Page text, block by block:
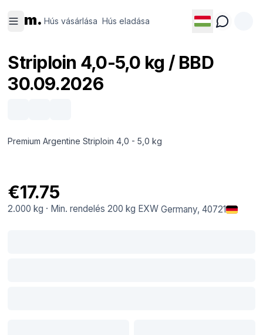
m. Hús vásárlása Hús eladása
vásárlása eladása
Striploin 4,0-5,0 kg / BBD
30.09.2026
Premium Argentine Striploin 4,0 - 5,0 kg
€17.75
2.000 kg · Min. rendelés 200 kg EXW Germany, 40721